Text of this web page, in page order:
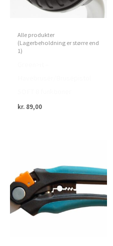
Alle produkter
(Lagerbeholdning er større end
1)
kr. 89,00